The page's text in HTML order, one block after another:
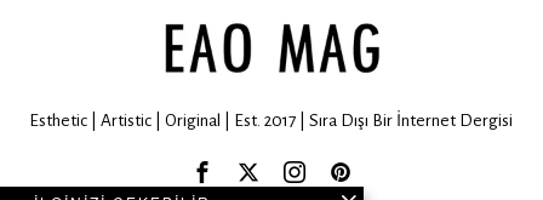
Esthetic | Artistic | Original | Est. 2017 | Sıra Dışı Bir İnternet Dergisi